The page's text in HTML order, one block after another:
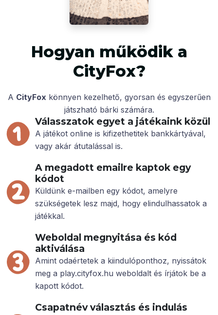
Hogyan működik a
CityFox?
A CityFox könnyen kezelhető, gyorsan és egyszerűen
játszható bárki számára.
Válasszatok egyet a játékaink közül
A játékot online is kifizethetitek bankkártyával,
vagy akár átutalással is.
A megadott emailre kaptok egy
kódot
Küldünk e-mailben egy kódot, amelyre
szükségetek lesz majd, hogy elindulhassatok a
játékkal.
Weboldal megnyitása és kód
aktiválása
Amint odaértetek a kiindulóponthoz, nyissátok
meg a play.cityfox.hu weboldalt és írjátok be a
kapott kódot.
Csapatnév választás és indulás